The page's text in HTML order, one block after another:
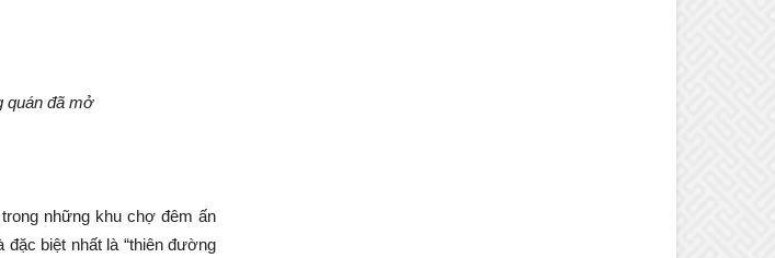
quán đã mở
những khu chợ đêm ấn
biệt nhất là “thiên đường